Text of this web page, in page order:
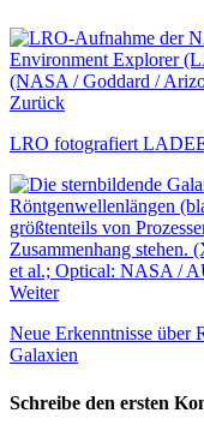
Zurück
LRO fotografiert
Weiter
Neue Erkenntnisse über
Galaxien
Schreibe den ersten